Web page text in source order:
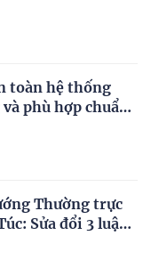
toàn hệ thống
phù hợp chuẩn
Thường trực
Sửa đổi 3 luật
thiện thể chế,